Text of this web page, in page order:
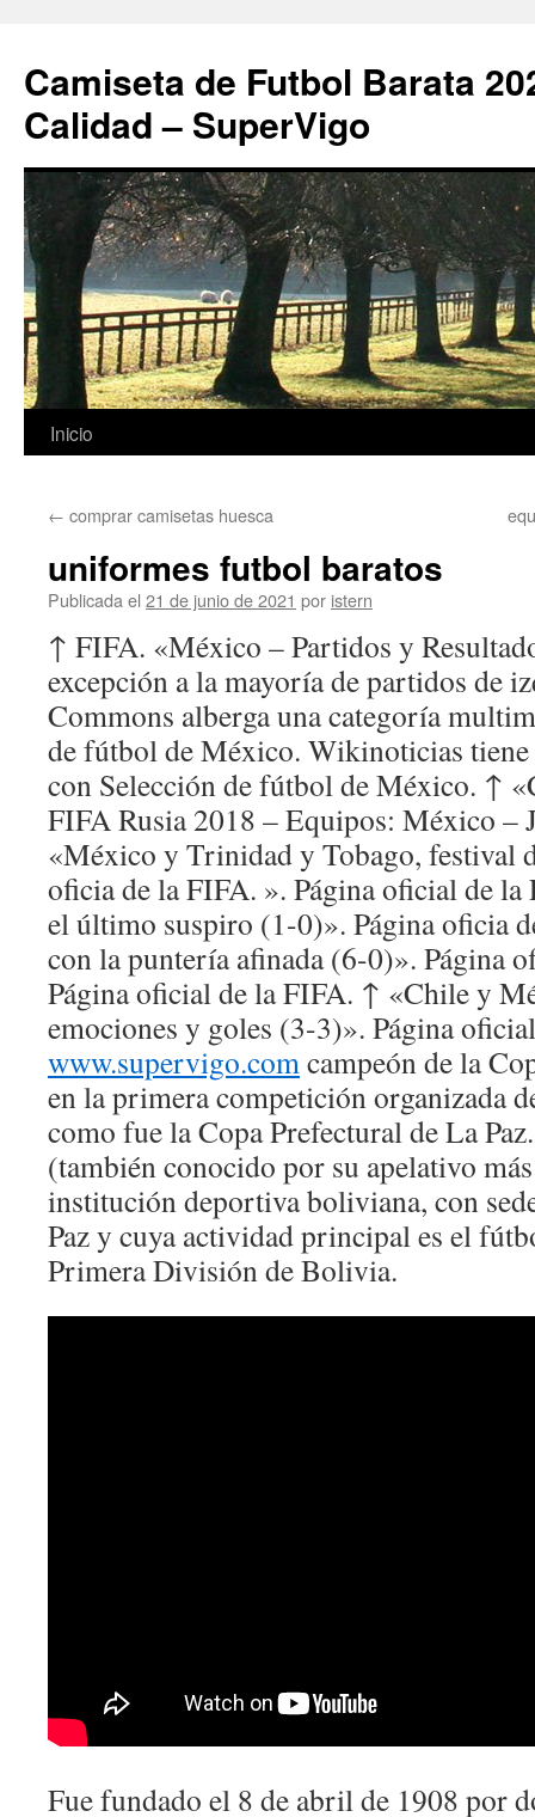
Camiseta de Futbol Barata
Calidad – SuperVigo
Saltar
contenido
Inicio
← comprar camisetas huesca
uniformes futbol baratos
Publicada el 21 de junio de 2021 por istern
↑ FIFA. «México – Partidos y
excepción a la mayoría de partidos de
Commons alberga una categoría
de fútbol de México. Wikinoticias tiene
con Selección de fútbol de México. ↑
FIFA Rusia 2018 – Equipos: México –
«México y Trinidad y Tobago, festival
oficia de la FIFA. ». Página oficial de
el último suspiro (1-0)». Página oficia
con la puntería afinada (6-0)». Página
Página oficial de la FIFA. ↑ «Chile y
emociones y goles (3-3)». Página
www.supervigo.comcampeón de la
en la primera competición organizada
como fue la Copa Prefectural de La
(también conocido por su apelativo
institución deportiva boliviana, con
Paz y cuya actividad principal es el
Primera División de Bolivia.
Fue fundado el 8 de abril de 1908 por